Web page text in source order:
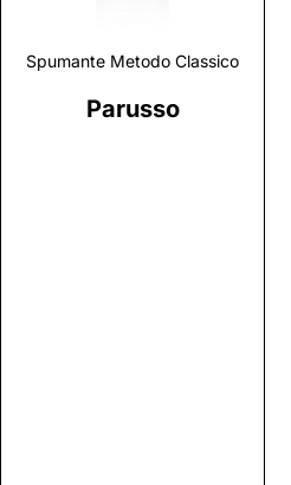
Spumante Metodo Classico
Parusso